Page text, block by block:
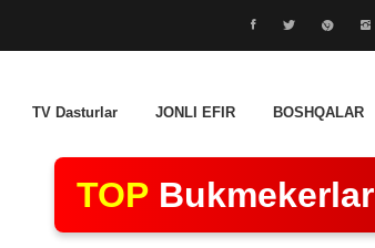
TV Dasturlar JONLI EFIR BOSHQALAR
TOP Bukmekerlar